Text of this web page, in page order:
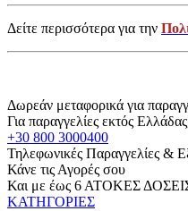
Δείτε περισσότερα για την
Δωρεάν μεταφορικά για
Για παραγγελίες εκτός
+30 800 3000400
Τηλεφωνικές Παραγγελίες &
Κάνε τις Αγορές σου
Και με έως 6 ΑΤΟΚΕΣ
ΚΑΤΗΓΟΡΙΕΣ